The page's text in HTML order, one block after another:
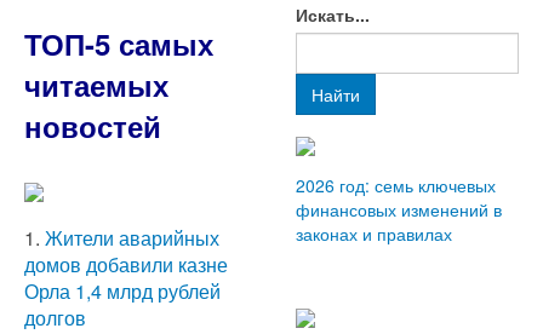
ТОП-5 самых
читаемых
новостей
1. Жители аварийных
домов добавили казне
Орла 1,4 млрд рублей
долгов
Искать...
Найти
2026 год: семь ключевых
финансовых изменений в
законах и правилах